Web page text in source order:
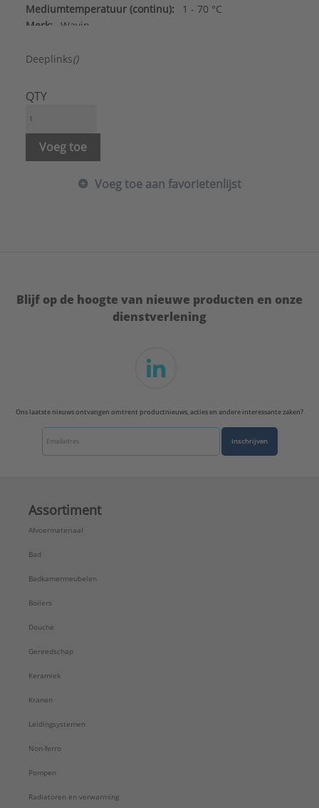
Mediumtemperatuur (continu):
1 - 70 °C
Merk:
Wavin
Serie:
Tigris buis
Deeplinks()
QTY
Voeg toe
Voeg toe aan favorietenlijst
Blijf op de hoogte van nieuwe producten en onze
dienstverlening
Ons laatste nieuws ontvangen omtrent productnieuws, acties en andere interessante zaken?
Inschrijven
Assortiment
Afvoermateriaal
Bad
Badkamermeubelen
Boilers
Douche
Gereedschap
Keramiek
Kranen
Leidingsystemen
Non-ferro
Pompen
Radiatoren en verwarming